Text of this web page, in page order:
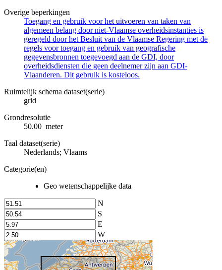
Overige beperkingen
Toegang en gebruik voor het uitvoeren van taken van
algemeen belang door niet-Vlaamse overheidsinstanties is
geregeld door het Besluit van de Vlaamse Regering met de
regels voor toegang en gebruik van geografische
gegevensbronnen toegevoegd aan de GDI, door
overheidsdiensten die geen deelnemer zijn aan GDI-
Vlaanderen. Dit gebruik is kosteloos.
Ruimtelijk schema dataset(serie)
grid
Grondresolutie
50.00 meter
Taal dataset(serie)
Nederlands; Vlaams
Categorie(en)
Geo wetenschappelijke data
N
S
E
W